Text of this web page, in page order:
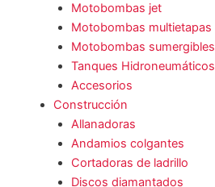
Motobombas jet
Motobombas multietapas
Motobombas sumergibles
Tanques Hidroneumáticos
Accesorios
Construcción
Allanadoras
Andamios colgantes
Cortadoras de ladrillo
Discos diamantados